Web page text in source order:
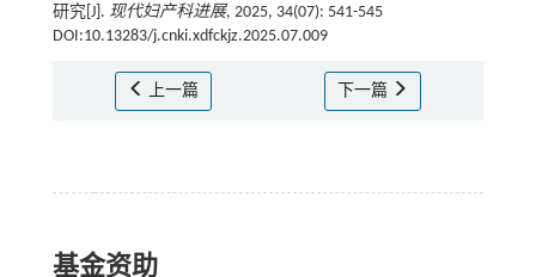
研究[J]. 现代妇产科进展, 2025, 34(07): 541-545
DOI:10.13283/j.cnki.xdfckjz.2025.07.009
上一篇 下一篇
基金资助